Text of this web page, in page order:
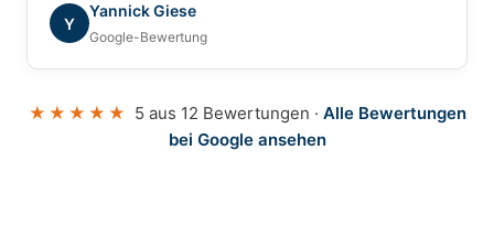
Y
Yannick Giese
Google-Bewertung
★★★★★ 5 aus 12 Bewertungen · Alle Bewertungen
bei Google ansehen